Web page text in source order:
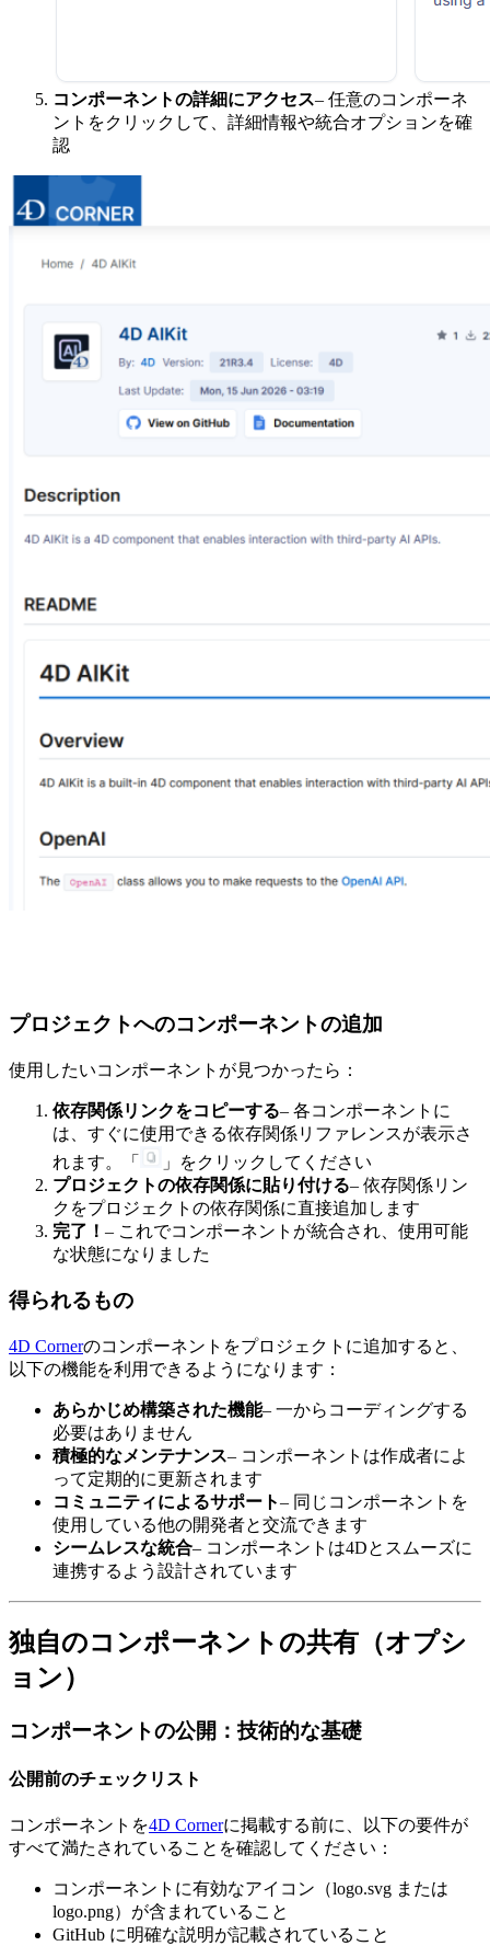
コンポーネントの詳細にアクセス– 任意のコンポーネ
ントをクリックして、詳細情報や統合オプションを確
認
プロジェクトへのコンポーネントの追加
使用したいコンポーネントが見つかったら：
依存関係リンクをコピーする– 各コンポーネントに
は、すぐに使用できる依存関係リファレンスが表示さ
れます。「
」をクリックしてください
プロジェクトの依存関係に貼り付ける– 依存関係リン
クをプロジェクトの依存関係に直接追加します
完了！ – これでコンポーネントが統合され、使用可能
な状態になりました
得られるもの
4D Cornerのコンポーネントをプロジェクトに追加すると、
以下の機能を利用できるようになります：
あらかじめ構築された機能– 一からコーディングする
必要はありません
積極的なメンテナンス– コンポーネントは作成者によ
って定期的に更新されます
コミュニティによるサポート– 同じコンポーネントを
使用している他の開発者と交流できます
シームレスな統合– コンポーネントは4Dとスムーズに
連携するよう設計されています
独自のコンポーネントの共有（オプシ
ョン）
コンポーネントの公開：技術的な基礎
公開前のチェックリスト
コンポーネントを4D Cornerに掲載する前に、以下の要件が
すべて満たされていることを確認してください：
コンポーネントに有効なアイコン（logo.svg または
logo.png）が含まれていること
GitHub に明確な説明が記載されていること